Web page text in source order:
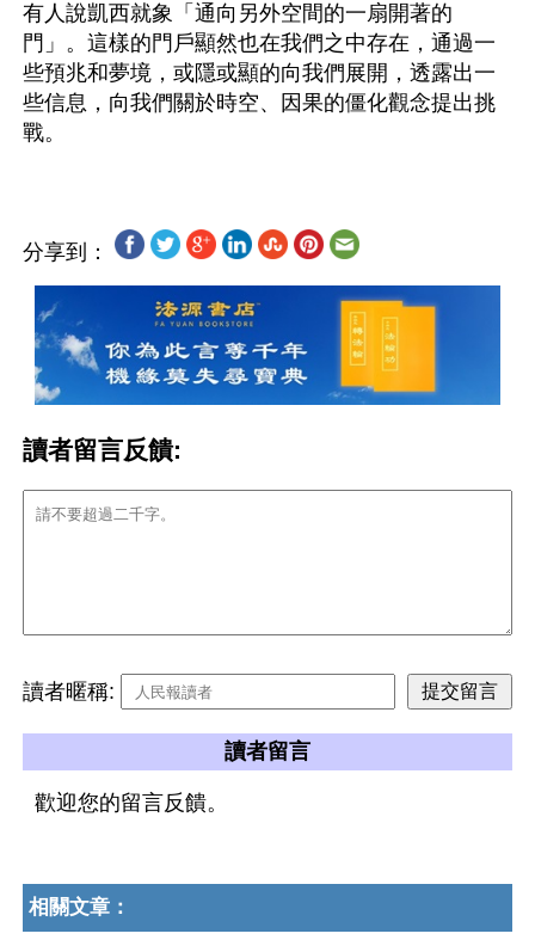
有人說凱西就象「通向另外空間的一扇開著的
門」。這樣的門戶顯然也在我們之中存在，通過一
些預兆和夢境，或隱或顯的向我們展開，透露出一
些信息，向我們關於時空、因果的僵化觀念提出挑
分享到：
讀者留言反饋:
讀者暱稱:
讀者留言
歡迎您的留言反饋。
相關文章：